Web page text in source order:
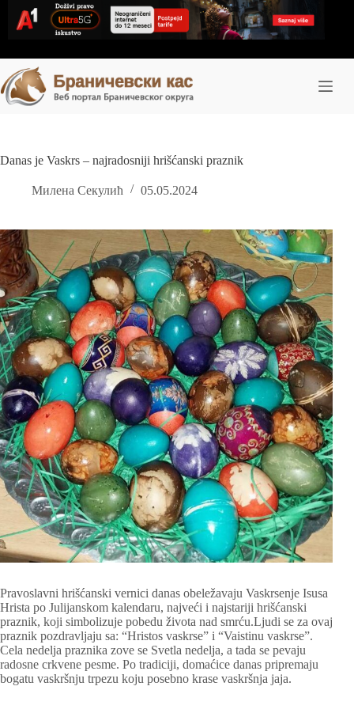
content
Danas je Vaskrs – najradosniji hrišćanski praznik
Милена Секулић 05.05.2024
Pravoslavni hrišćanski vernici danas obeležavaju Vaskrsenje Isusa
Hrista po Julijanskom kalendaru, najveći i najstariji hrišćanski
praznik, koji simbolizuje pobedu života nad smrću.Ljudi se za ovaj
praznik pozdravljaju sa: “Hristos vaskrse” i “Vaistinu vaskrse”.
Cela nedelja praznika zove se Svetla nedelja, a tada se pevaju
radosne crkvene pesme. Po tradiciji, domaćice danas pripremaju
bogatu vaskršnju trpezu koju posebno krase vaskršnja jaja.